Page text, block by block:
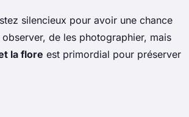
silencieux pour avoir une chance
de les photographier, mais
la flore est primordial pour préserver